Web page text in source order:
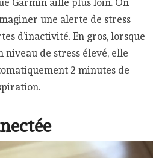
une alerte de stress
d’inactivité. En gros, lorsque
de stress élevé, elle
2 minutes de